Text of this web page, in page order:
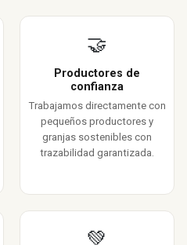
🤝
Productores de
confianza
Trabajamos directamente con
pequeños productores y
granjas sostenibles con
trazabilidad garantizada.
💚